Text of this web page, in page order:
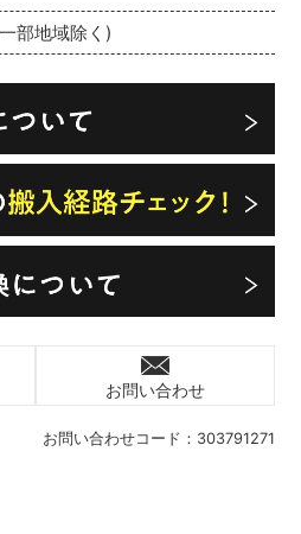
お問い合わせコード： 303791271
部地域除く)
お問い合わせ